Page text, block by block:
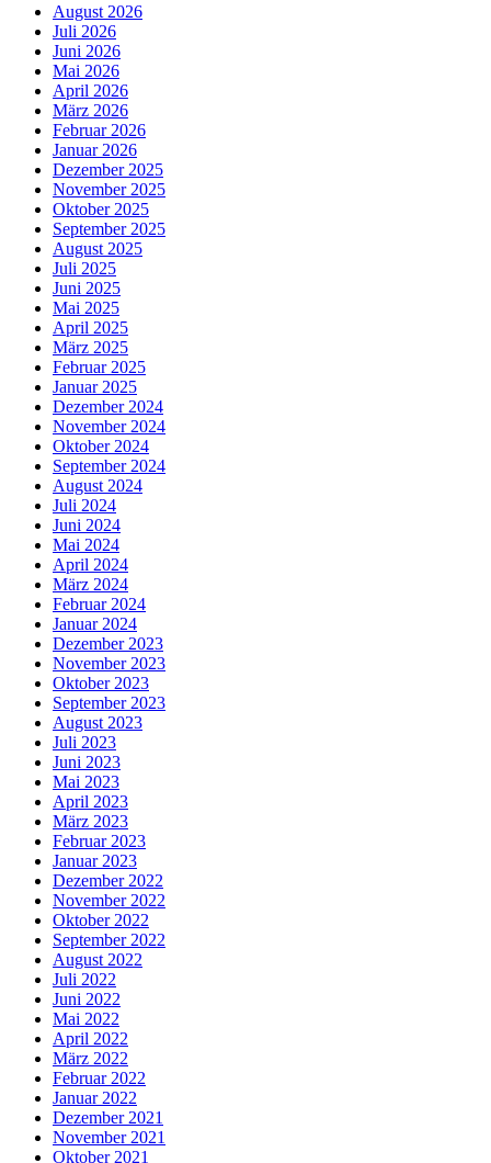
August 2026
Juli 2026
Juni 2026
Mai 2026
April 2026
März 2026
Februar 2026
Januar 2026
Dezember 2025
November 2025
Oktober 2025
September 2025
August 2025
Juli 2025
Juni 2025
Mai 2025
April 2025
März 2025
Februar 2025
Januar 2025
Dezember 2024
November 2024
Oktober 2024
September 2024
August 2024
Juli 2024
Juni 2024
Mai 2024
April 2024
März 2024
Februar 2024
Januar 2024
Dezember 2023
November 2023
Oktober 2023
September 2023
August 2023
Juli 2023
Juni 2023
Mai 2023
April 2023
März 2023
Februar 2023
Januar 2023
Dezember 2022
November 2022
Oktober 2022
September 2022
August 2022
Juli 2022
Juni 2022
Mai 2022
April 2022
März 2022
Februar 2022
Januar 2022
Dezember 2021
November 2021
Oktober 2021